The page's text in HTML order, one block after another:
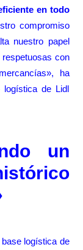
en todo
compromiso
nuestro papel
con
ha
logística de Lidl
un
logística de